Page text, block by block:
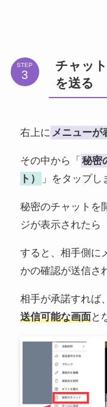
STEP
チャッ
を送る
右上に メニューが
その中から「 秘密
ト）
」をタップし
秘密のチャットを
ジが表示されたら「
すると、相手側に
かの確認が送信さ
相手が承諾すれば
送信可能な画面と